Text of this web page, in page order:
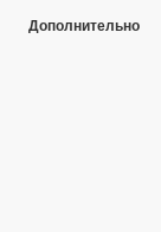
Дополнительно